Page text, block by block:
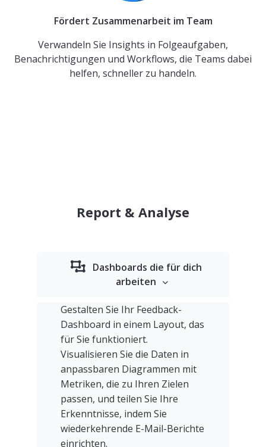
Fördert Zusammenarbeit im Team
Verwandeln Sie Insights in Folgeaufgaben,
Benachrichtigungen und Workflows, die Teams dabei
helfen, schneller zu handeln.
Report & Analyse
Dashboards die für dich
arbeiten
Gestalten Sie Ihr Feedback-
Dashboard in einem Layout, das
für Sie funktioniert.
Visualisieren Sie die Daten in
anpassbaren Diagrammen mit
Metriken, die zu Ihren Zielen
passen, und teilen Sie Ihre
Erkenntnisse, indem Sie
wiederkehrende E-Mail-Berichte
einrichten.